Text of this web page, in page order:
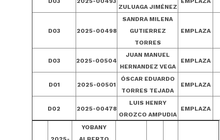
ZULUAGA JIMÉNEZ
D03 2025-00498
SANDRA MILENA
GUTIERREZ
TORRES
EMPLAZA
D03 2025-00504
JUAN MANUEL
HERNANDEZ VEGA
EMPLAZA
D01 2025-00501
ÓSCAR EDUARDO
TORRES TEJADA
EMPLAZA
D02 2025-00478
LUIS HENRY
OROZCO AMPUDIA
EMPLAZA
YOBANY